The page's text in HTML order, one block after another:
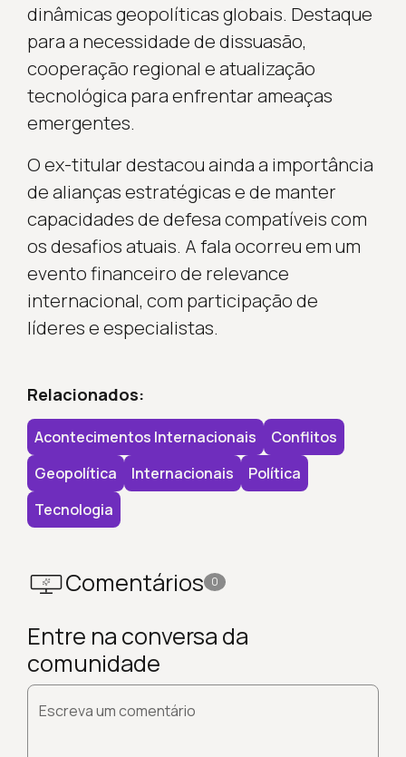
dinâmicas geopolíticas globais. Destaque
para a necessidade de dissuasão,
cooperação regional e atualização
tecnológica para enfrentar ameaças
emergentes.
O ex-titular destacou ainda a importância
de alianças estratégicas e de manter
capacidades de defesa compatíveis com
os desafios atuais. A fala ocorreu em um
evento financeiro de relevance
internacional, com participação de
líderes e especialistas.
Relacionados:
Acontecimentos Internacionais
Conflitos
Geopolítica
Internacionais
Política
Tecnologia
Comentários 0
Entre na conversa da
comunidade
Escreva um comentário